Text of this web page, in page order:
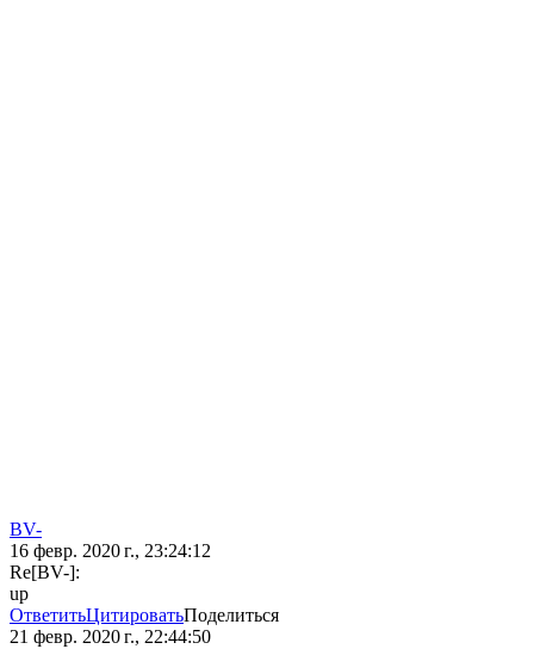
BV-
16 февр. 2020 г., 23:24:12
Re[BV-]:
up
ОтветитьЦитироватьПоделиться
21 февр. 2020 г., 22:44:50